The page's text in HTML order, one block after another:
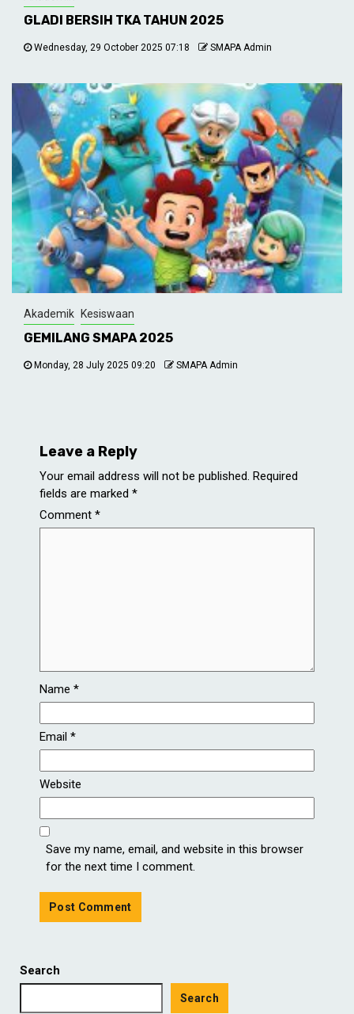
GLADI BERSIH TKA TAHUN 2025
Wednesday, 29 October 2025 07:18 SMAPA Admin
Akademik Kesiswaan
GEMILANG SMAPA 2025
Monday, 28 July 2025 09:20 SMAPA Admin
Leave a Reply
Your email address will not be published. Required
fields are marked *
Comment *
Name *
Email *
Website
Save my name, email, and website in this browser
for the next time I comment.
Search
Search